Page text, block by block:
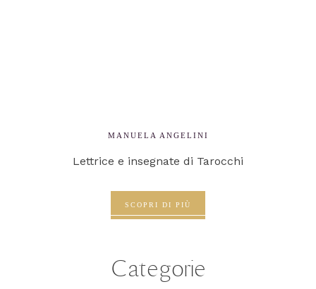
MANUELA ANGELINI
Lettrice e insegnate di Tarocchi
SCOPRI DI PIÙ
Categorie